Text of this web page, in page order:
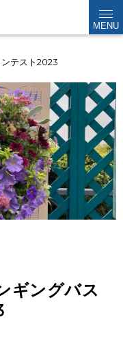
MENU
テスト2023
ギングバス